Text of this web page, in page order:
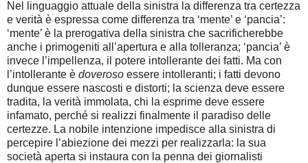
Nel linguaggio attuale della sinistra la differenza tra certezza
e verità è espressa come differenza tra ‘mente’ e ‘pancia’:
‘mente’ è la prerogativa della sinistra che sacrificherebbe
anche i primogeniti all’apertura e alla tolleranza; ‘pancia’ è
invece l’impellenza, il potere intollerante dei fatti. Ma con
l’intollerante è doveroso essere intolleranti; i fatti devono
dunque essere nascosti e distorti; la scienza deve essere
tradita, la verità immolata, chi la esprime deve essere
infamato, perché si realizzi finalmente il paradiso delle
certezze. La nobile intenzione impedisce alla sinistra di
percepire l’abiezione dei mezzi per realizzarla: la sua
società aperta si instaura con la penna dei giornalisti